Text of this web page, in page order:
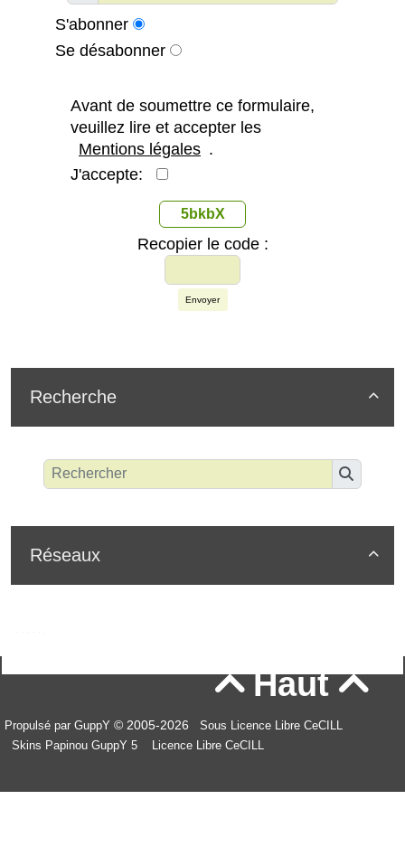
S'abonner
Se désabonner
Avant de soumettre ce formulaire,
veuillez lire et accepter les
Mentions légales .
J'accepte:
5bkbX
Recopier le code :
Envoyer

Recherche

Réseaux
Haut
Propulsé par GuppY © 2005-2026
Sous Licence Libre CeCILL
Skins Papinou GuppY 5
Licence Libre CeCILL